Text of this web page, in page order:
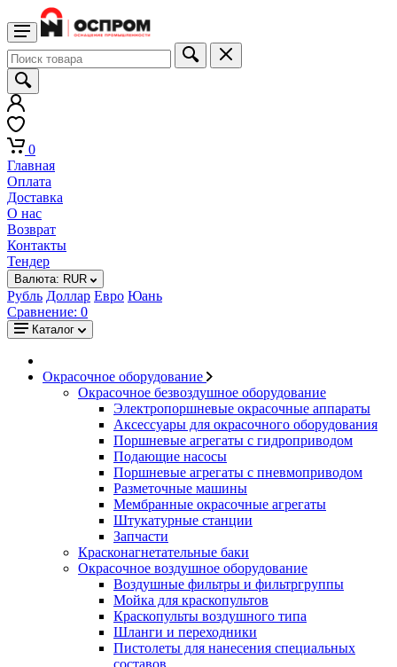
0
Главная
Оплата
Доставка
О нас
Возврат
Контакты
Тендер
Валюта: RUR
Рубль Доллар Евро Юань
Сравнение: 0
Каталог
Окрасочное оборудование
Окрасочное безвоздушное оборудование
Электропоршневые окрасочные аппараты
Аксессуары для окрасочного оборудования
Поршневые агрегаты с гидроприводом
Подающие насосы
Поршневые агрегаты с пневмоприводом
Разметочные машины
Мембранные окрасочные агрегаты
Штукатурные станции
Запчасти
Красконагнетательные баки
Окрасочное воздушное оборудование
Воздушные фильтры и фильтргруппы
Мойка для краскопультов
Краскопульты воздушного типа
Шланги и переходники
Пистолеты для нанесения специальных